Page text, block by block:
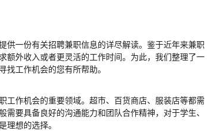
供一份有关招聘兼职信息的详尽解读。鉴于近年来兼职
额外收入或者更灵活的工作时间。为此，我们整理了一
找工作机会的您有所帮助。
工作机会的重要领域。超市、百货商店、服装店等都需
需要具备良好的沟通能力和团队合作精神，对于学生、
理想的选择。